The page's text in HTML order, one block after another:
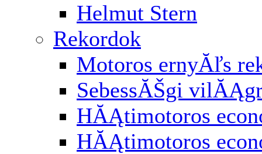
Helmut Stern
Rekordok
Motoros ernyĂľs
SebessĂŠgi
HĂĄtimotoros
HĂĄtimotoros